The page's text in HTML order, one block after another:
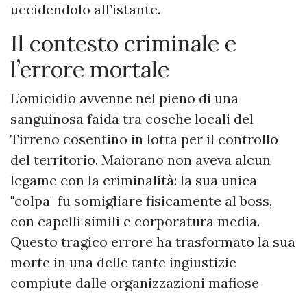
uccidendolo all’istante.
Il contesto criminale e
l’errore mortale
L’omicidio avvenne nel pieno di una
sanguinosa faida tra cosche locali del
Tirreno cosentino in lotta per il controllo
del territorio. Maiorano non aveva alcun
legame con la criminalità: la sua unica
"colpa" fu somigliare fisicamente al boss,
con capelli simili e corporatura media.
Questo tragico errore ha trasformato la sua
morte in una delle tante ingiustizie
compiute dalle organizzazioni mafiose